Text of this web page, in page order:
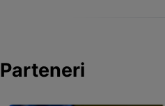
Parteneri